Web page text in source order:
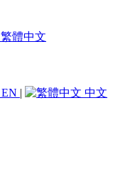
繁體中文
EN | 中文